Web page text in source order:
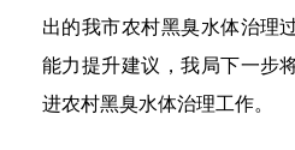
出的我市农村黑臭水体治理
能力提升建议，我局下一步
进农村黑臭水体治理工作。